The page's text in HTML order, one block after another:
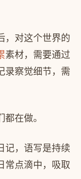
，对这个世界的
素材，需要通过
录察觉细节，需
在做。
记，语写是持续
常点滴中，吸取